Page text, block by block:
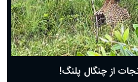
از چنگال پلنگ!